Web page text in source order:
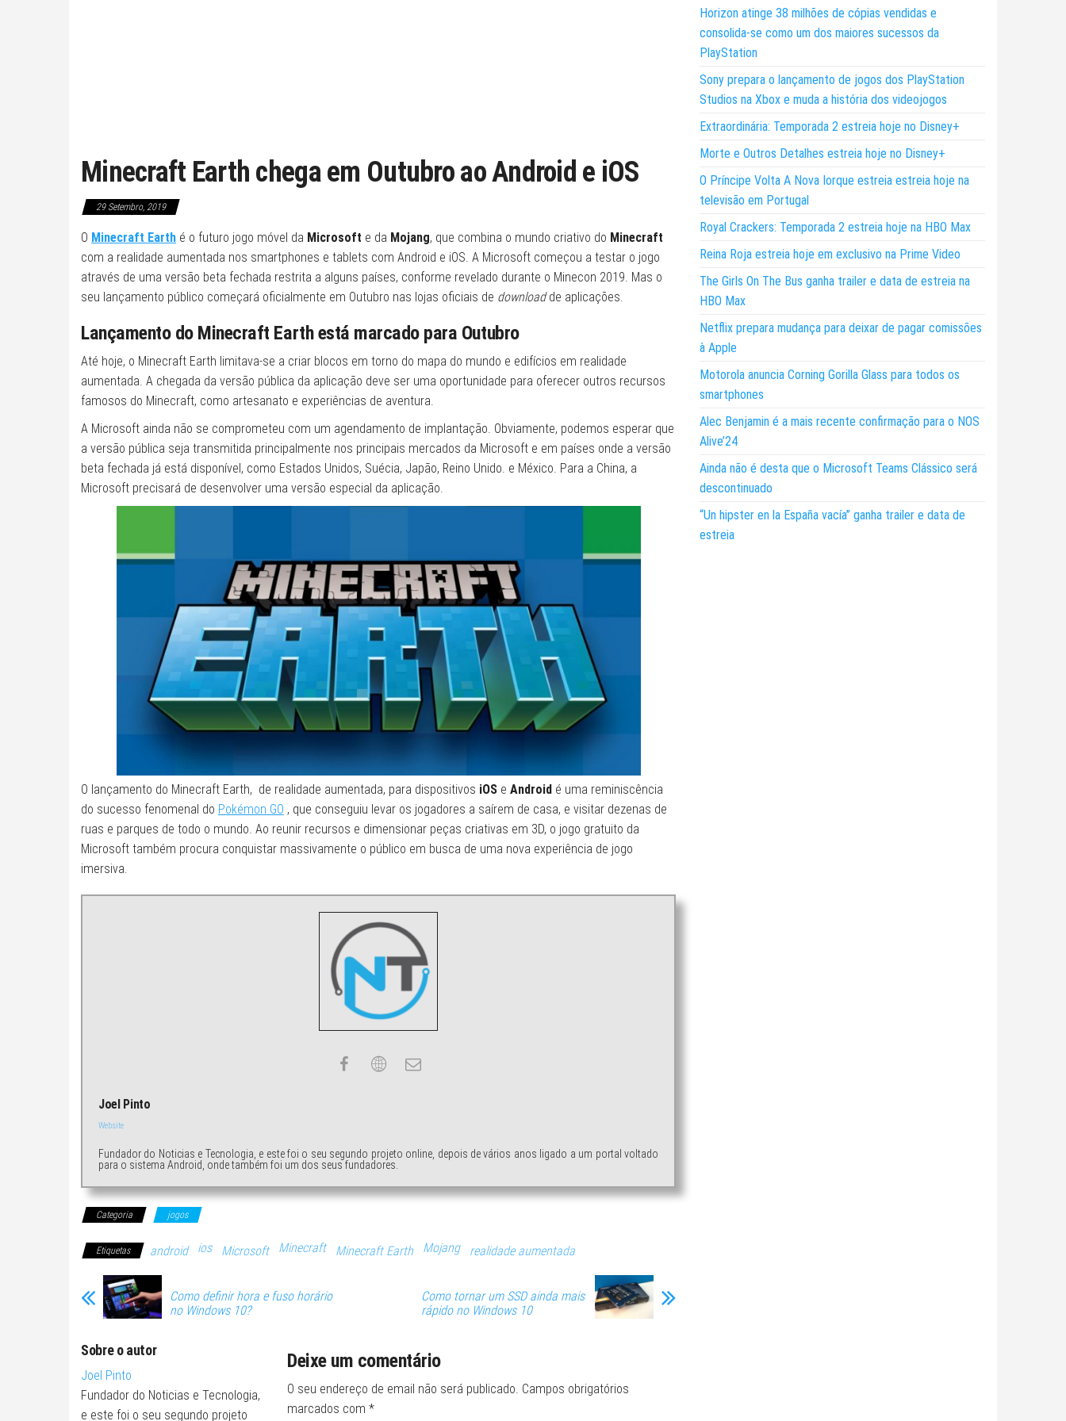
Minecraft Earth chega em Outubro ao Android e iOS
29 Setembro, 2019
O Minecraft Earth é o futuro jogo móvel da Microsoft e da Mojang, que combina o mundo criativo do Minecraft
com a realidade aumentada nos smartphones e tablets com Android e iOS. A Microsoft começou a testar o jogo
através de uma versão beta fechada restrita a alguns países, conforme revelado durante o Minecon 2019. Mas o
seu lançamento público começará oficialmente em Outubro nas lojas oficiais de downloadde aplicações.
Lançamento do Minecraft Earth está marcado para Outubro
Até hoje, o Minecraft Earth limitava-se a criar blocos em torno do mapa do mundo e edifícios em realidade
aumentada. A chegada da versão pública da aplicação deve ser uma oportunidade para oferecer outros recursos
famosos do Minecraft, como artesanato e experiências de aventura.
A Microsoft ainda não se comprometeu com um agendamento de implantação. Obviamente, podemos esperar que
a versão pública seja transmitida principalmente nos principais mercados da Microsoft e em países onde a versão
beta fechada já está disponível, como Estados Unidos, Suécia, Japão, Reino Unido. e México. Para a China, a
Microsoft precisará de desenvolver uma versão especial da aplicação.
O lançamento do Minecraft Earth, de realidade aumentada, para dispositivos iOS e Android é uma reminiscência
do sucesso fenomenal do Pokémon GO , que conseguiu levar os jogadores a saírem de casa, e visitar dezenas de
ruas e parques de todo o mundo. Ao reunir recursos e dimensionar peças criativas em 3D, o jogo gratuito da
Microsoft também procura conquistar massivamente o público em busca de uma nova experiência de jogo
imersiva.
Joel Pinto
Website
Fundador do Noticias e Tecnologia, e este foi o seu segundo projeto online, depois de vários anos ligado a um portal voltado
para o sistema Android, onde também foi um dos seus fundadores.
Categoria jogos
Etiquetas android ios Microsoft Minecraft Minecraft Earth Mojang realidade aumentada
Como definir hora e fuso horário
no Windows 10?
Como tornar um SSD ainda mais
rápido no Windows 10
Sobre o autor
Joel Pinto
Fundador do Noticias e Tecnologia,
e este foi o seu segundo projeto
Deixe um comentário
O seu endereço de email não será publicado. Campos obrigatórios
marcados com *
Horizon atinge 38 milhões de cópias vendidas e
consolida-se como um dos maiores sucessos da
PlayStation
Sony prepara o lançamento de jogos dos PlayStation
Studios na Xbox e muda a história dos videojogos
Extraordinária: Temporada 2 estreia hoje no Disney+
Morte e Outros Detalhes estreia hoje no Disney+
O Príncipe Volta A Nova Iorque estreia estreia hoje na
televisão em Portugal
Royal Crackers: Temporada 2 estreia hoje na HBO Max
Reina Roja estreia hoje em exclusivo na Prime Video
The Girls On The Bus ganha trailer e data de estreia na
HBO Max
Netflix prepara mudança para deixar de pagar comissões
à Apple
Motorola anuncia Corning Gorilla Glass para todos os
smartphones
Alec Benjamin é a mais recente confirmação para o NOS
Alive’24
Ainda não é desta que o Microsoft Teams Clássico será
descontinuado
“Un hipster en la España vacía” ganha trailer e data de
estreia